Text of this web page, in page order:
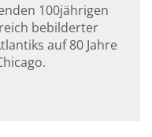
100jährigen
bebilderter
auf 80 Jahre